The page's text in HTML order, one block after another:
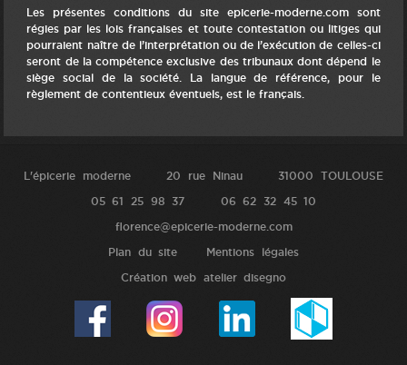
Les présentes conditions du site epicerie-moderne.com sont
régies par les lois françaises et toute contestation ou litiges qui
pourraient naître de l’interprétation ou de l’exécution de celles-ci
seront de la compétence exclusive des tribunaux dont dépend le
siège social de la société. La langue de référence, pour le
règlement de contentieux éventuels, est le français.
L'épicerie moderne 20 rue Ninau 31000 TOULOUSE
05 61 25 98 37 06 62 32 45 10
florence@epicerie-moderne.com
Plan du site Mentions légales
Création web atelier disegno